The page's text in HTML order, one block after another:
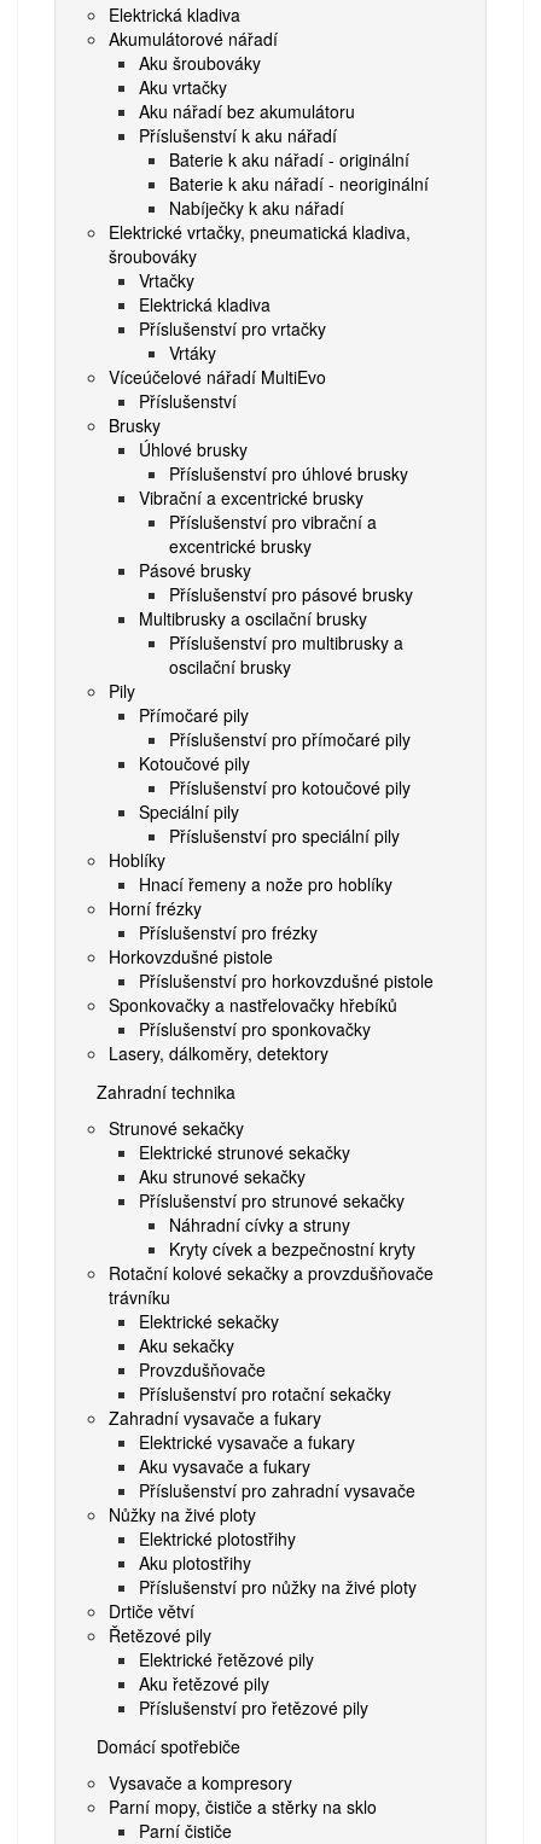
Elektrická kladiva
Akumulátorové nářadí
Aku šroubováky
Aku vrtačky
Aku nářadí bez akumulátoru
Příslušenství k aku nářadí
Baterie k aku nářadí - originální
Baterie k aku nářadí - neoriginální
Nabíječky k aku nářadí
Elektrické vrtačky, pneumatická kladiva,
šroubováky
Vrtačky
Elektrická kladiva
Příslušenství pro vrtačky
Vrtáky
Víceúčelové nářadí MultiEvo
Příslušenství
Brusky
Úhlové brusky
Příslušenství pro úhlové brusky
Vibrační a excentrické brusky
Příslušenství pro vibrační a
excentrické brusky
Pásové brusky
Příslušenství pro pásové brusky
Multibrusky a oscilační brusky
Příslušenství pro multibrusky a
oscilační brusky
Pily
Přímočaré pily
Příslušenství pro přímočaré pily
Kotoučové pily
Příslušenství pro kotoučové pily
Speciální pily
Příslušenství pro speciální pily
Hoblíky
Hnací řemeny a nože pro hoblíky
Horní frézky
Příslušenství pro frézky
Horkovzdušné pistole
Příslušenství pro horkovzdušné pistole
Sponkovačky a nastřelovačky hřebíků
Příslušenství pro sponkovačky
Lasery, dálkoměry, detektory
Zahradní technika
Strunové sekačky
Elektrické strunové sekačky
Aku strunové sekačky
Příslušenství pro strunové sekačky
Náhradní cívky a struny
Kryty cívek a bezpečnostní kryty
Rotační kolové sekačky a provzdušňovače
trávníku
Elektrické sekačky
Aku sekačky
Provzdušňovače
Příslušenství pro rotační sekačky
Zahradní vysavače a fukary
Elektrické vysavače a fukary
Aku vysavače a fukary
Příslušenství pro zahradní vysavače
Nůžky na živé ploty
Elektrické plotostřihy
Aku plotostřihy
Příslušenství pro nůžky na živé ploty
Drtiče větví
Řetězové pily
Elektrické řetězové pily
Aku řetězové pily
Příslušenství pro řetězové pily
Domácí spotřebiče
Vysavače a kompresory
Parní mopy, čističe a stěrky na sklo
Parní čističe